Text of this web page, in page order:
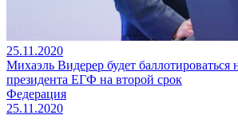
25.11.2020
Михаэль Видерер будет баллотироваться
президента ЕГФ на второй срок
Федерация
25.11.2020